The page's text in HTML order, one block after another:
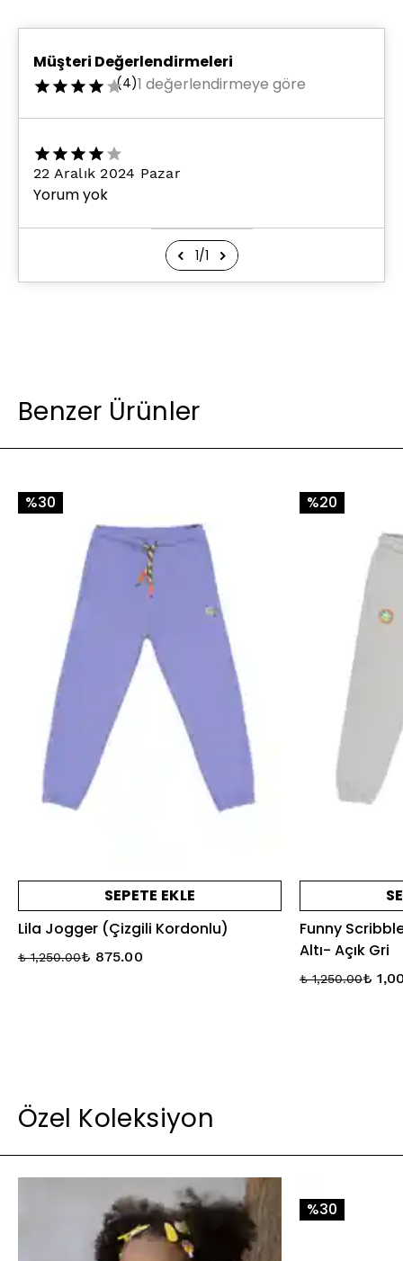
Müşteri Değerlendirmeleri
(4)1 değerlendirmeye göre
22 Aralık 2024 Pazar
Yorum yok
1/1
Benzer Ürünler
%30
SEPETE EKLE
Lila Jogger (Çizgili Kordonlu)
₺ 1,250.00₺ 875.00
%20
Funny
Altı- Açık Gri
₺ 1,250.00₺
Özel Koleksiyon
%30